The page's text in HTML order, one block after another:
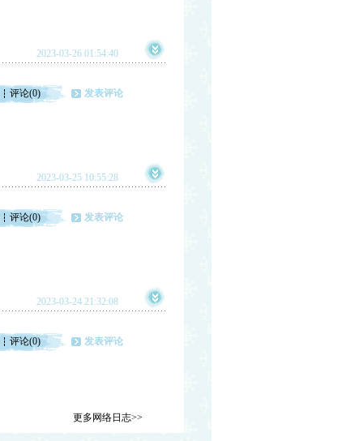
2023-03-26 01:54:40
评论(0) 发表评论
2023-03-25 10:55:28
评论(0) 发表评论
2023-03-24 21:32:08
评论(0) 发表评论
更多网络日志>>